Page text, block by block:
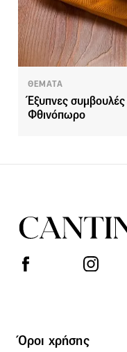
ΘΕΜΑΤΑ
Έξυπνες συμβουλές
Φθινόπωρο
Όροι χρήσης